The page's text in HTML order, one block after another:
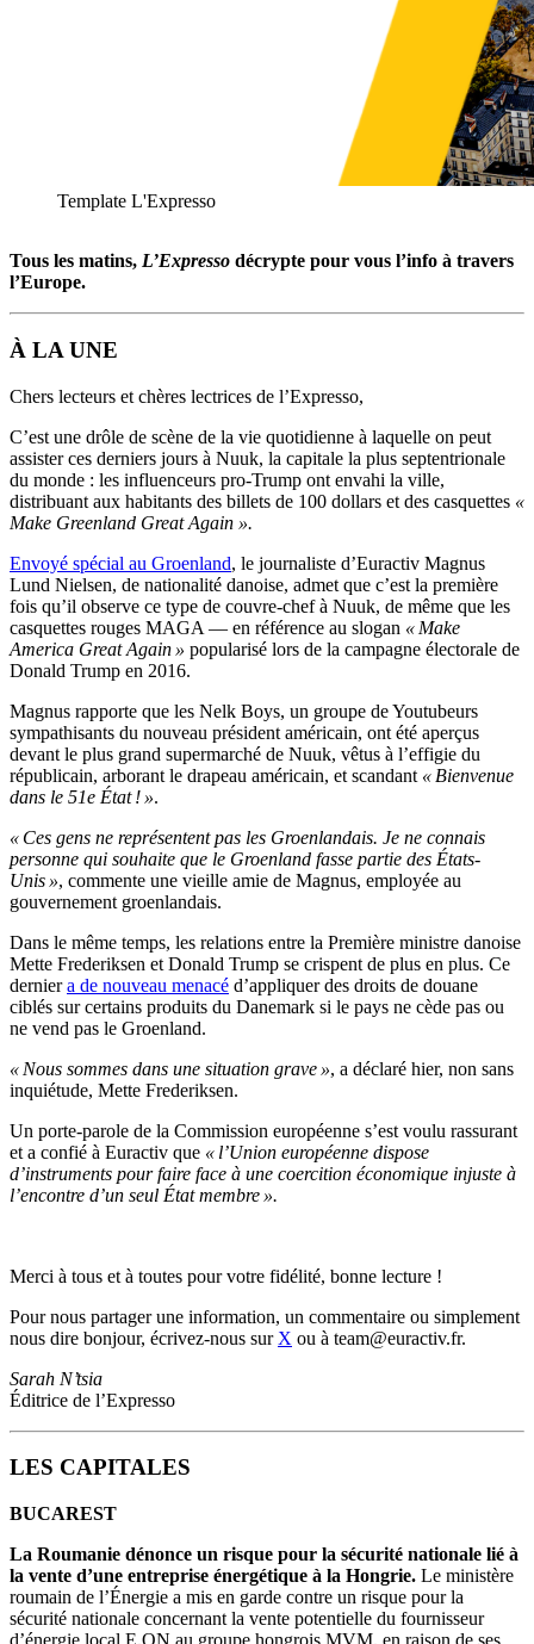
Template L'Expresso
Tous les matins, L’Expresso décrypte pour vous l’info à travers
l’Europe.
À LA UNE
Chers lecteurs et chères lectrices de l’Expresso,
C’est une drôle de scène de la vie quotidienne à laquelle on peut
assister ces derniers jours à Nuuk, la capitale la plus septentrionale
du monde : les influenceurs pro-Trump ont envahi la ville,
distribuant aux habitants des billets de 100 dollars et des casquettes «
Make Greenland Great Again ».
Envoyé spécial au Groenland, le journaliste d’Euractiv Magnus
Lund Nielsen, de nationalité danoise, admet que c’est la première
fois qu’il observe ce type de couvre-chef à Nuuk, de même que les
casquettes rouges MAGA — en référence au slogan « Make
America Great Again » popularisé lors de la campagne électorale de
Donald Trump en 2016.
Magnus rapporte que les Nelk Boys, un groupe de Youtubeurs
sympathisants du nouveau président américain, ont été aperçus
devant le plus grand supermarché de Nuuk, vêtus à l’effigie du
républicain, arborant le drapeau américain, et scandant « Bienvenue
dans le 51e État ! ».
« Ces gens ne représentent pas les Groenlandais. Je ne connais
personne qui souhaite que le Groenland fasse partie des États-
Unis », commente une vieille amie de Magnus, employée au
gouvernement groenlandais.
Dans le même temps, les relations entre la Première ministre danoise
Mette Frederiksen et Donald Trump se crispent de plus en plus. Ce
derniera de nouveau menacé d’appliquer des droits de douane
ciblés sur certains produits du Danemark si le pays ne cède pas ou
ne vend pas le Groenland.
« Nous sommes dans une situation grave », a déclaré hier, non sans
inquiétude, Mette Frederiksen.
Un porte-parole de la Commission européenne s’est voulu rassurant
et a confié à Euractiv que « l’Union européenne dispose
d’instruments pour faire face à une coercition économique injuste à
l’encontre d’un seul État membre ».
Merci à tous et à toutes pour votre fidélité, bonne lecture !
Pour nous partager une information, un commentaire ou simplement
nous dire bonjour, écrivez-nous sur X ou à team@euractiv.fr.
Sarah N’tsia
Éditrice de l’Expresso
LES CAPITALES
BUCAREST
La Roumanie dénonce un risque pour la sécurité nationale lié à
la vente d’une entreprise énergétique à la Hongrie. Le ministère
roumain de l’Énergie a mis en garde contre un risque pour la
sécurité nationale concernant la vente potentielle du fournisseur